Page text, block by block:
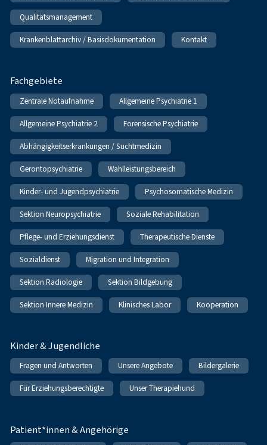
Qualitätsmanagement
Krankenblattarchiv / Basisdokumentation Kontakt
Fachgebiete
Zentrale Notaufnahme Allgemeine Psychiatrie 1
Allgemeine Psychiatrie 2 Forensische Psychiatrie
Abhängigkeitserkrankungen / Suchtmedizin
Gerontopsychiatrie Wahlleistungsbereich
Kinder- und Jugendpsychiatrie Psychosomatische Medizin
Sektion Neuropsychiatrie Soziale Rehabilitation
Pflege- und Erziehungsdienst Therapeutische Dienste
Sozialdienst Migration und Integration
Sektion Radiologie Sektion Bildgebung
Sektion Innere Medizin Klinisches Labor Kooperation
Kinder & Jugendliche
Fragen und Antworten Unsere Angebote Bildergalerie
Für Erziehungsberechtigte Unser Therapiehund
Patient*innen & Angehörige